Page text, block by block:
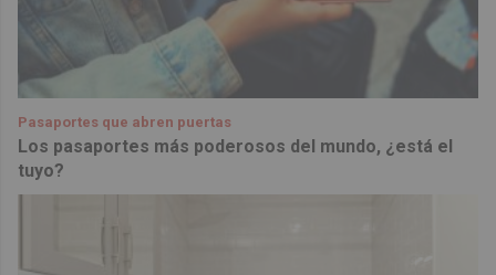
Pasaportes que abren puertas
Los pasaportes más poderosos del mundo, ¿está el
tuyo?